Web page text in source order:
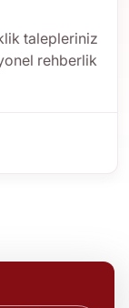
talepleriniz
rehberlik